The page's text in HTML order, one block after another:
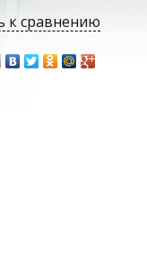
к сравнению